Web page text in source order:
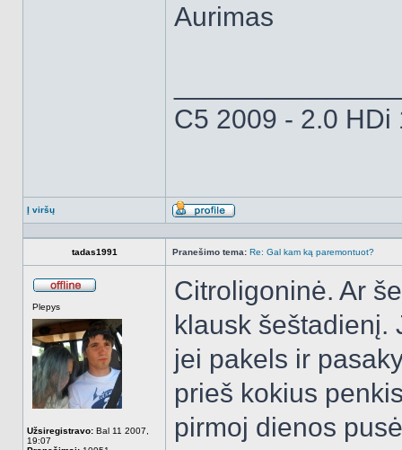
Aurimas
C5 2009 - 2.0 HDi
Į viršų
Aprašymas
tadas1991 Pranešimo tema: Re: Gal kam ką paremontuot?
Plepys
Užsiregistravo: Bal 11 2007,
19:07
Citroligoninė. Ar
klausk šeštadienį.
jei pakels ir
prieš kokius
pirmoj dienos